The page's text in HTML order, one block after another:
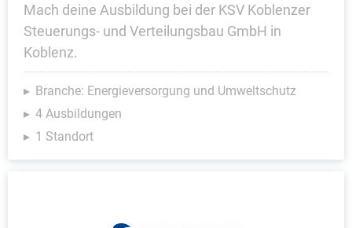
Mach deine Ausbildung bei der KSV Koblenzer
Steuerungs- und Verteilungsbau GmbH in
Koblenz.
Branche: Energieversorgung und Umweltschutz
4 Ausbildungen
1 Standort